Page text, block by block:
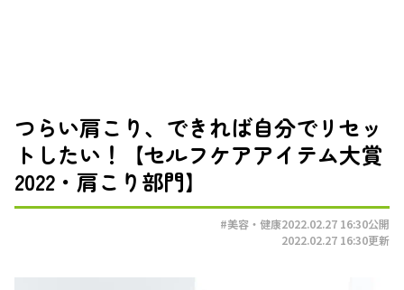
つらい肩こり、できれば自分でリセッ
トしたい！【セルフケアアイテム大賞
2022・肩こり部門】
#美容・健康2022.02.27 16:30公開
2022.02.27 16:30更新